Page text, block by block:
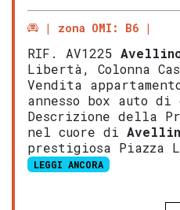
zona OMI: B6
RIF. AV1225
Libertà, Colonna
Vendita
annesso box auto di
Descrizione della
nel cuore di
prestigiosa Piazza
LEGGI ANCORA